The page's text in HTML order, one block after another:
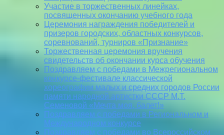
Участие в торжественных линейках,
посвященных окончанию учебного года
Церемония награждения победителей и
призеров городских, областных конкурсов,
соревнований, турниров «Признание»
Торжественная церемония вручения
свидетельств об окончании курса обучения
Поздравляем с победами в Межрегиональном
конкурсе-фестивале классической
хореографии малых и средних городов России
памяти народной артистки СССР М.Т.
Семеновой «Мечта моя, балет!»
Поздравляем с победами в Региональном и
Международном конкурсе
Поздравляем с победами во Всероссийском